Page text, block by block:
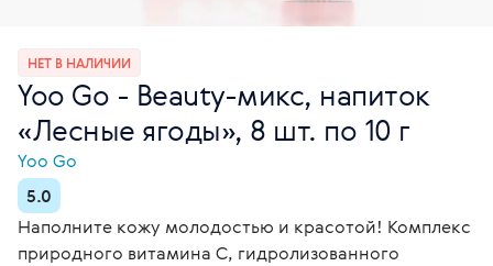
НЕТ В НАЛИЧИИ
Yoo Gо - Beauty-микс, напиток
«Лесные ягоды», 8 шт. по 10 г
Yoo Gо
5.0
Наполните кожу молодостью и красотой! Комплекс
природного витамина C, гидролизованного